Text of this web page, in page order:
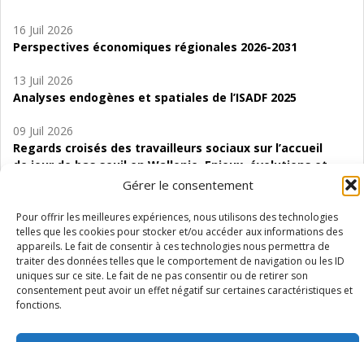
Gérer le consentement
Pour offrir les meilleures expériences, nous utilisons des technologies
telles que les cookies pour stocker et/ou accéder aux informations des
appareils. Le fait de consentir à ces technologies nous permettra de
traiter des données telles que le comportement de navigation ou les ID
uniques sur ce site. Le fait de ne pas consentir ou de retirer son
consentement peut avoir un effet négatif sur certaines caractéristiques et
fonctions.
16 Juil 2026
Perspectives économiques régionales 2026-2031
13 Juil 2026
Analyses endogènes et spatiales de l’ISADF 2025
09 Juil 2026
Regards croisés des travailleurs sociaux sur l’accueil
de jour de bas seuil en Wallonie. Enjeux, évolutions et
06 Juil 2026
Étude d’évaluabilité des Structures
d’accompagnement à l’autocréation d’emploi (SAACE)
01 Juil 2026
Pénurie du personnel infirmier :quels indicateurs
Wallonie ?